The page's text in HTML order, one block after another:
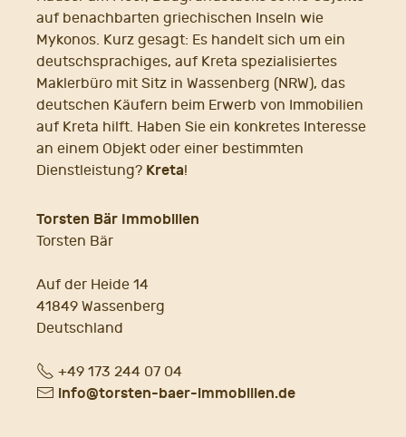
auf benachbarten griechischen Inseln wie
Mykonos. Kurz gesagt: Es handelt sich um ein
deutschsprachiges, auf Kreta spezialisiertes
Maklerbüro mit Sitz in Wassenberg (NRW), das
deutschen Käufern beim Erwerb von Immobilien
auf Kreta hilft. Haben Sie ein konkretes Interesse
an einem Objekt oder einer bestimmten
Dienstleistung? Kreta!
Torsten Bär Immobilien
Torsten Bär
Auf der Heide 14
41849 Wassenberg
Deutschland
Fon+49 173 244 07 04
E- info@torsten-baer-immobilien.de